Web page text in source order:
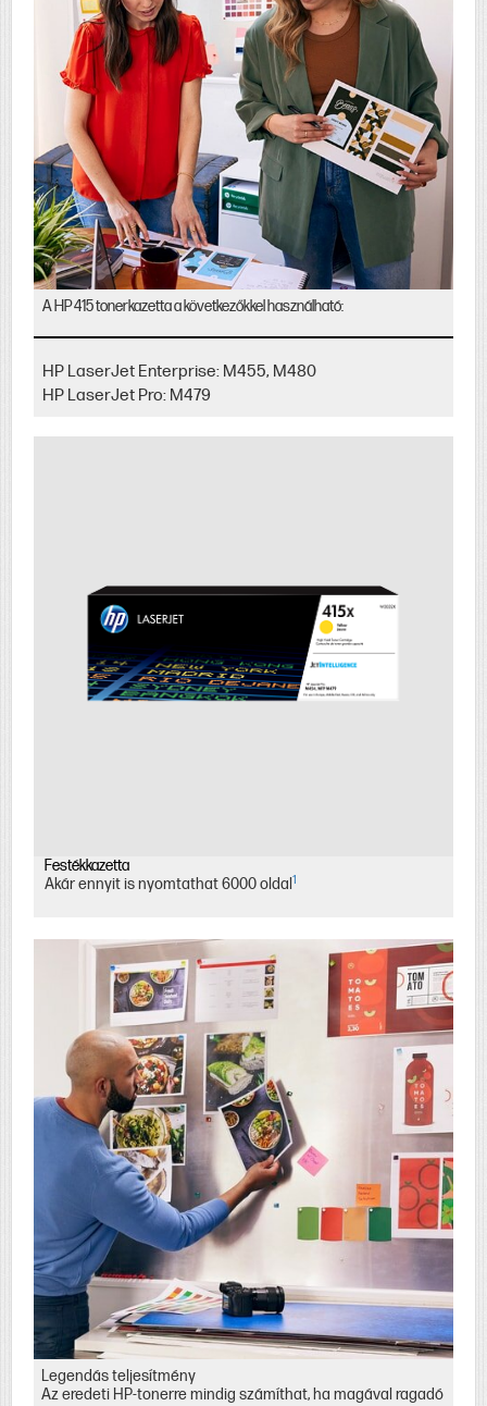
A HP 415 tonerkazetta a következőkkel használható:
HP LaserJet Enterprise: M455, M480
HP LaserJet Pro: M479
Festékkazetta
Akár ennyit is nyomtathat 6000 oldal 1
Legendás teljesítmény
Az eredeti HP-tonerre mindig számíthat, ha magával ragadó